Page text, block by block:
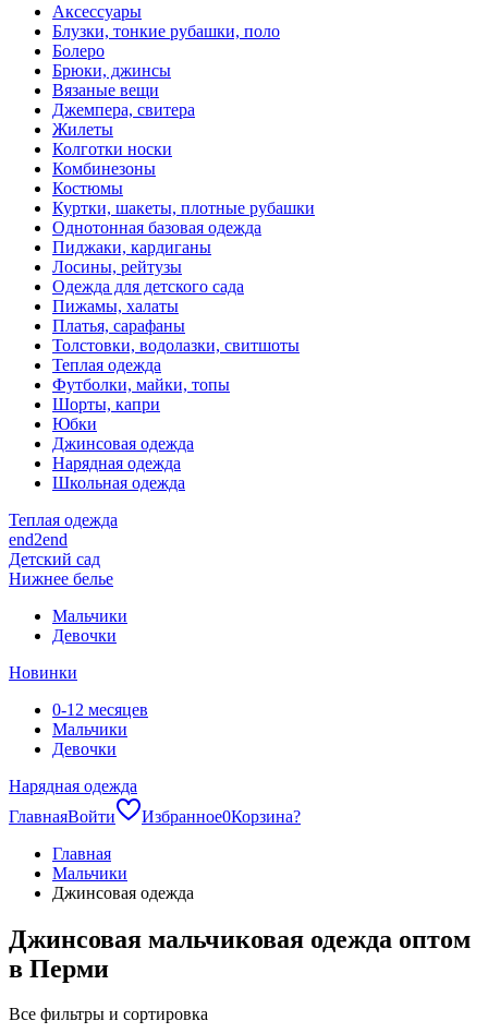
Аксессуары
Блузки, тонкие рубашки, поло
Болеро
Брюки, джинсы
Вязаные вещи
Джемпера, свитера
Жилеты
Колготки носки
Комбинезоны
Костюмы
Куртки, шакеты, плотные рубашки
Однотонная базовая одежда
Пиджаки, кардиганы
Лосины, рейтузы
Одежда для детского сада
Пижамы, халаты
Платья, сарафаны
Толстовки, водолазки, свитшоты
Теплая одежда
Футболки, майки, топы
Шорты, капри
Юбки
Джинсовая одежда
Нарядная одежда
Школьная одежда
Теплая одежда
end2end
Детский сад
Нижнее белье
Мальчики
Девочки
Новинки
0-12 месяцев
Мальчики
Девочки
Нарядная одежда
ГлавнаяВойти Избранное0Корзина?
Главная
Мальчики
Джинсовая одежда
Джинсовая мальчиковая одежда оптом
в Перми
Все фильтры и сортировка